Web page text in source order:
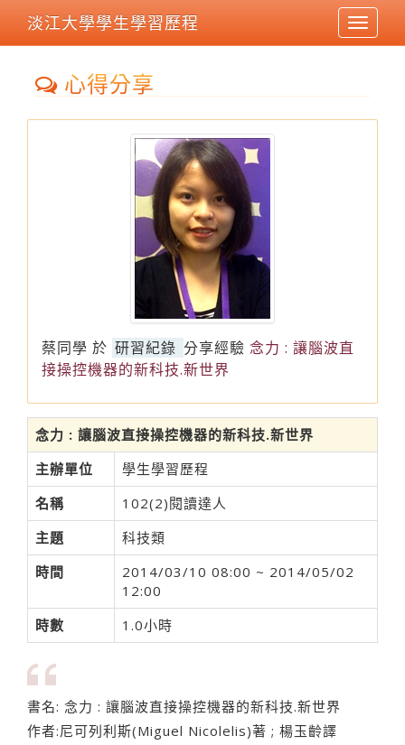
Toggle
淡江大學學生學習歷程
心得分享
蔡同學 於 研習紀錄 分享經驗 念力 : 讓腦波直
接操控機器的新科技.新世界
念力 : 讓腦波直接操控機器的新科技.新世界
主辦單位
學生學習歷程
名稱
102(2)閱讀達人
主題
科技類
時間
2014/03/10 08:00 ~ 2014/05/02
12:00
時數
1.0小時
書名: 念力 : 讓腦波直接操控機器的新科技.新世界
作者:尼可列利斯(Miguel Nicolelis)著 ; 楊玉齡譯